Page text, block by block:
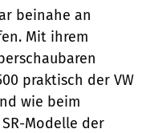
beinahe an
Mit ihrem
praktisch der VW
wie beim
Modelle der